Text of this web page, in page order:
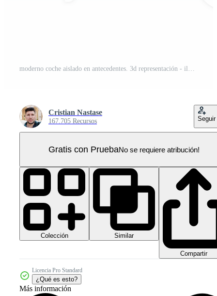
moderno coche aislado en antecedentes. 3d representación - ilustración PNG Pro
Cristian Nastase
167.705 Recursos Seguir
Gratis con PruebaNo se requiere atribución!
Colección Similar
Compartir
Licencia Pro Standard
¿Qué es esto?
Más información